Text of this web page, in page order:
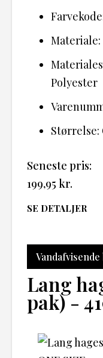
Polyester
Størrelse:
Seneste pris:
199,95 kr.
SE DETALJER
Vandafvisende
Lang
pak) -